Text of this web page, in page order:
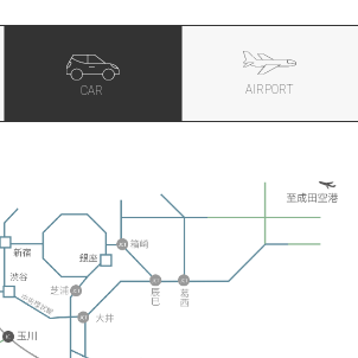
CAR AIRPORT